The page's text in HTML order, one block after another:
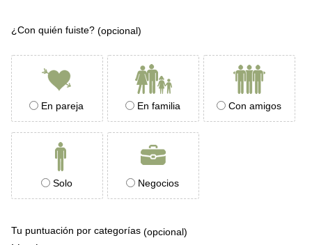
¿Con quién fuiste? (opcional)
En pareja En familia Con amigos
Solo Negocios
Tu puntuación por categorías (opcional)